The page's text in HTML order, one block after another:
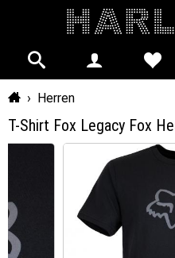
Startseite
› Herren
T-Shirt Fox Legacy Fox